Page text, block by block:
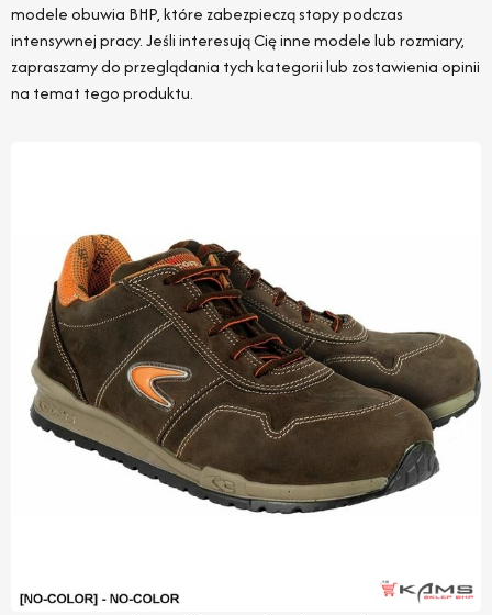
modele obuwia BHP, które zabezpieczą stopy podczas
intensywnej pracy. Jeśli interesują Cię inne modele lub rozmiary,
zapraszamy do przeglądania tych kategorii lub zostawienia opinii
na temat tego produktu.